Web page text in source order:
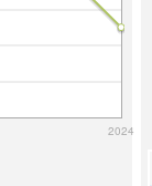
2024